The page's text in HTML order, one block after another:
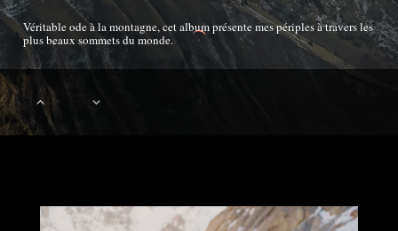
keyboard_arrow_up keyboard_arrow_down
Véritable ode à la montagne, cet album présente mes périples à travers les
plus beaux sommets du monde.